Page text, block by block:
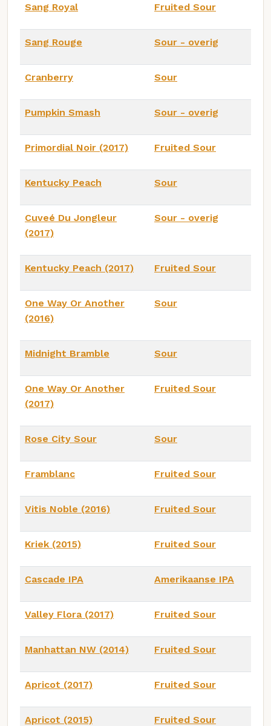
Sang Royal Fruited Sour
Sang Rouge Sour - overig
Cranberry Sour
Pumpkin Smash Sour - overig
Primordial Noir (2017) Fruited Sour
Kentucky Peach Sour
Cuveé Du Jongleur
(2017)
Sour - overig
Kentucky Peach (2017) Fruited Sour
One Way Or Another
(2016)
Sour
Midnight Bramble Sour
One Way Or Another
(2017)
Fruited Sour
Rose City Sour Sour
Framblanc Fruited Sour
Vitis Noble (2016) Fruited Sour
Kriek (2015) Fruited Sour
Cascade IPA Amerikaanse IPA
Valley Flora (2017) Fruited Sour
Manhattan NW (2014) Fruited Sour
Apricot (2017) Fruited Sour
Apricot (2015) Fruited Sour